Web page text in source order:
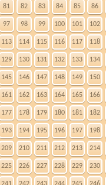
81 82 83 84 85 86
97 98 99 100 101 102
113 114 115 116 117 118
129 130 131 132 133 134
145 146 147 148 149 150
161 162 163 164 165 166
177 178 179 180 181 182
193 194 195 196 197 198
209 210 211 212 213 214
225 226 227 228 229 230